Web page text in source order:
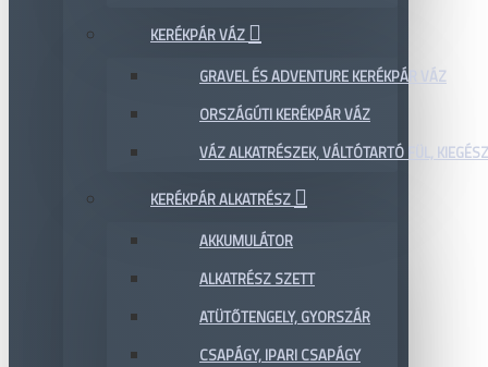
KERÉKPÁR VÁZ
GRAVEL ÉS ADVENTURE KERÉKPÁR VÁZ
ORSZÁGÚTI KERÉKPÁR VÁZ
VÁZ ALKATRÉSZEK, VÁLTÓTARTÓ FÜL,
KERÉKPÁR ALKATRÉSZ
AKKUMULÁTOR
ALKATRÉSZ SZETT
ATÜTŐTENGELY, GYORSZÁR
CSAPÁGY, IPARI CSAPÁGY